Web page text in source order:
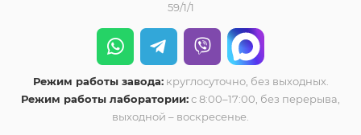
59/1/1
Режим работы завода:круглосуточно, без выходных.
Режим работы лаборатории:с 8:00–17:00, без перерыва,
выходной – воскресенье.